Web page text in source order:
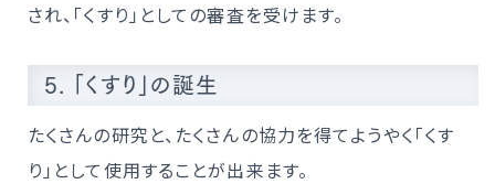
され、「くすり」としての審査を受けます。
5. 「くすり」の誕生
たくさんの研究と、たくさんの協力を得てようやく「くす
り」として使用することが出来ます。